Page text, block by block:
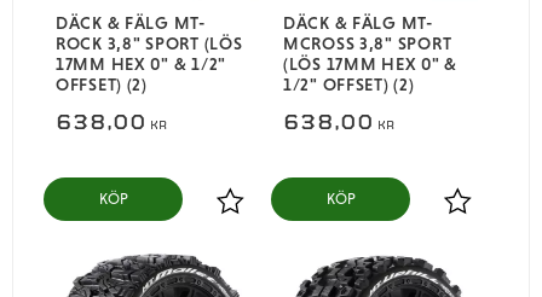
DÄCK & FÄLG MT-
ROCK 3,8" SPORT (LÖS
17MM HEX 0" & 1/2"
OFFSET) (2)
638,00 KR
Lägg till i favoriter
KÖP
DÄCK & FÄLG MT-
MCROSS 3,8" SPORT
(LÖS 17MM HEX 0" &
1/2" OFFSET) (2)
638,00 KR
Lägg till i
KÖP